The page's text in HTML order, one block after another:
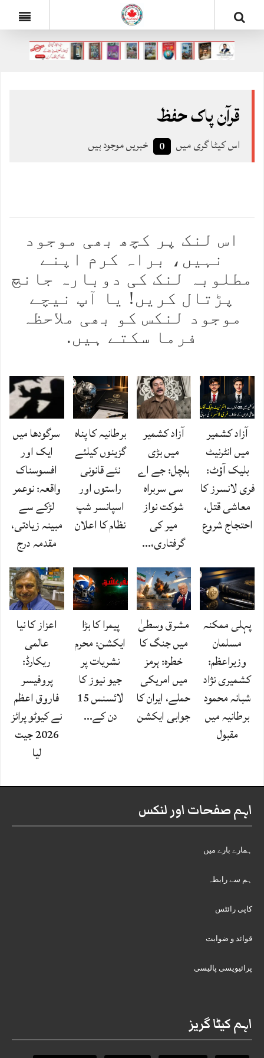
قرآن پاک حفظ
اس کیٹا گری میں 0 خبریں موجود ہیں
اس لنک پر کچھ بھی موجود
نہیں، براہ کرم اپنے
مطلوبہ لنک کی دوبارہ جانچ
پڑتال کریں! یا آپ نیچے
موجود لنکس کو بھی ملاحظہ
فرما سکتے ہیں.
آزاد کشمیر
میں انٹرنیٹ
بلیک آؤٹ:
فری لانسرز کا
معاشی قتل،
احتجاج شروع
آزاد کشمیر
میں بڑی
ہلچل: جے اے
سی سربراہ
شوکت نواز
میر کی
گرفتاری،…
برطانیہ کا پناہ
گزینوں کیلئے
نئے قانونی
راستوں اور
اسپانسر شپ
نظام کا اعلان
سرگودھا میں
ایک اور
افسوسناک
واقعہ: نوعمر
لڑکے سے
مبینہ زیادتی،
مقدمہ درج
پہلی ممکنہ
مسلمان
وزیراعظم:
کشمیری نژاد
شبانہ محمود
برطانیہ میں
مقبول
مشرق وسطیٰ
میں جنگ کا
خطرہ: ہرمز
میں امریکی
حملے، ایران کا
جوابی ایکشن
پیمرا کا بڑا
ایکشن: محرم
نشریات پر
جیو نیوز کا
لائسنس 15
دن کے…
اعزاز کا نیا
عالمی
ریکارڈ:
پروفیسر
فاروق اعظم
نے کیوٹو پرائز
2026 جیت
لیا
اہم صفحات اور لنکس
ہمارے بارے میں
ہم سے رابطہ
کاپی رائٹس
قوائد و ضوابت
پرائیویسی پالیسی
اہم کیٹا گریز